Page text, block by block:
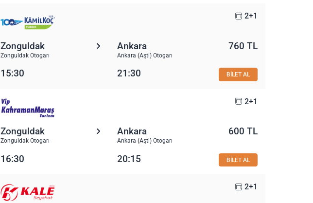
2+1
Zonguldak
Zonguldak Otogarı
Ankara
Ankara (Aşti) Otogarı
760 TL
15:30 21:30 BİLET AL
2+1
Zonguldak
Zonguldak Otogarı
Ankara
Ankara (Aşti) Otogarı
600 TL
16:30 20:15 BİLET AL
2+1